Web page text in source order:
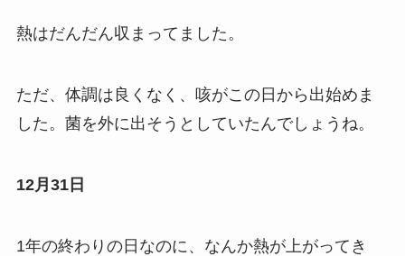
熱はだんだん収まってました。
ただ、体調は良くなく、咳がこの日から出始めま
した。菌を外に出そうとしていたんでしょうね。
12月31日
1年の終わりの日なのに、なんか熱が上がってき